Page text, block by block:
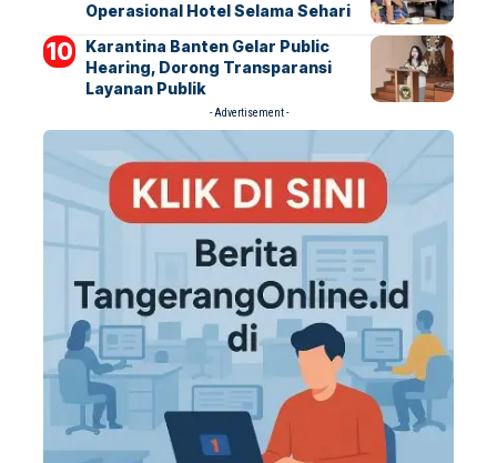
Operasional Hotel Selama Sehari
Karantina Banten Gelar Public
Hearing, Dorong Transparansi
Layanan Publik
- Advertisement -